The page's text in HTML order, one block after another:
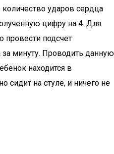
количество ударов сердца
цифру на 4. Для
подсчет
минуту. Проводить данную
находится в
сидит на стуле, и ничего не